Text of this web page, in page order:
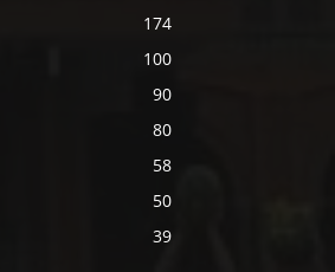
174
100
90
80
58
50
39